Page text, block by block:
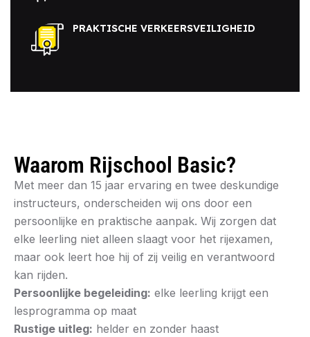
PRAKTISCHE VERKEERSVEILIGHEID
Waarom Rijschool Basic?
Met meer dan 15 jaar ervaring en twee deskundige
instructeurs, onderscheiden wij ons door een
persoonlijke en praktische aanpak. Wij zorgen dat
elke leerling niet alleen slaagt voor het rijexamen,
maar ook leert hoe hij of zij veilig en verantwoord
kan rijden.
Persoonlijke begeleiding: elke leerling krijgt een
lesprogramma op maat
Rustige uitleg: helder en zonder haast